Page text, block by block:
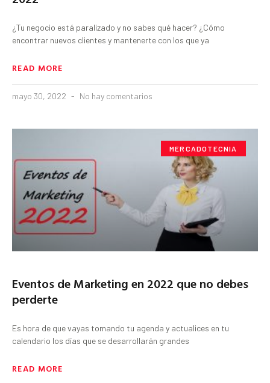
¿Tu negocio está paralizado y no sabes qué hacer? ¿Cómo
encontrar nuevos clientes y mantenerte con los que ya
READ MORE
mayo 30, 2022 No hay comentarios
MERCADOTECNIA
Eventos de Marketing en 2022 que no debes
perderte
Es hora de que vayas tomando tu agenda y actualices en tu
calendario los días que se desarrollarán grandes
READ MORE